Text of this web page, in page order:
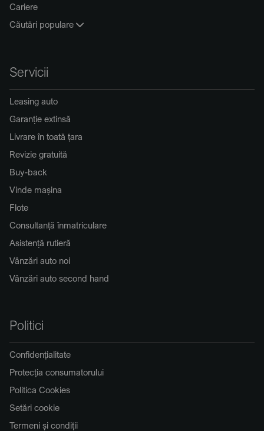
Cariere
Căutări populare
Servicii
Leasing auto
Garanție extinsă
Livrare în toată țara
Revizie gratuită
Buy-back
Vinde mașina
Flote
Consultanță înmatriculare
Asistență rutieră
Vânzări auto noi
Vânzări auto second hand
Politici
Confidențialitate
Protecția consumatorului
Politica Cookies
Setări cookie
Termeni și condiții